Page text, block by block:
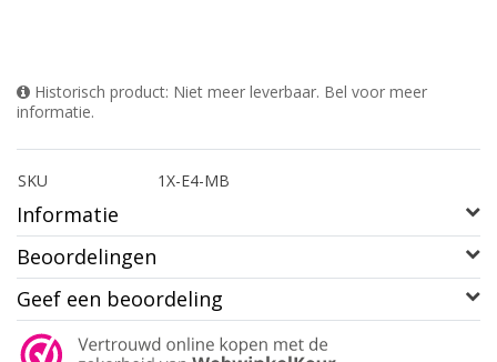
Historisch product: Niet meer leverbaar. Bel voor meer
informatie.
SKU 1X-E4-MB
Informatie
Beoordelingen
Geef een beoordeling